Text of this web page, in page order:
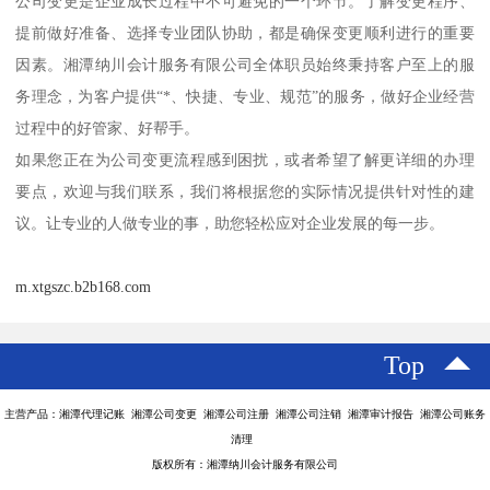
提前做好准备、选择专业团队协助，都是确保变更顺利进行的重要
因素。湘潭纳川会计服务有限公司全体职员始终秉持客户至上的服
务理念，为客户提供“*、快捷、专业、规范”的服务，做好企业经营
过程中的好管家、好帮手。
如果您正在为公司变更流程感到困扰，或者希望了解更详细的办理
要点，欢迎与我们联系，我们将根据您的实际情况提供针对性的建
议。让专业的人做专业的事，助您轻松应对企业发展的每一步。
m.xtgszc.b2b168.com
Top
主营产品：湘潭代理记账 湘潭公司变更 湘潭公司注册 湘潭公司注销 湘潭审计报告 湘潭公司账务
清理
版权所有：湘潭纳川会计服务有限公司